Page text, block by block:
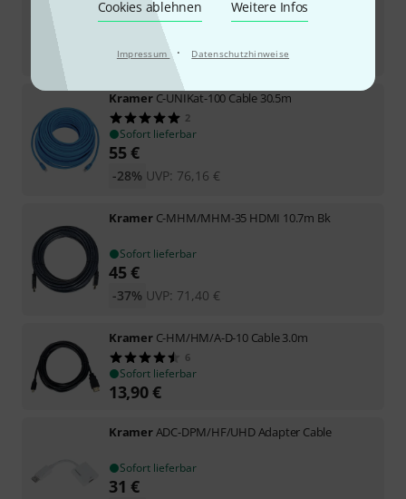
Cookies ablehnen Weitere Infos
Impressum · Datenschutzhinweise
Sofort lieferbar
€
UVP: 20,23 €
-33%
Kramer C-UNIKat-100 Cable 30.5m
2
Sofort lieferbar
55€
UVP: 76,16 €
-28%
Kramer C-MHM/MHM-35 HDMI 10.7m Bk
Sofort lieferbar
45€
UVP: 71,40 €
-37%
Kramer C-HM/HM/A-D-10 Cable 3.0m
6
Sofort lieferbar
13,90€
KramerADC-DPM/HF/UHD Adapter Cable
Sofort lieferbar
31 €